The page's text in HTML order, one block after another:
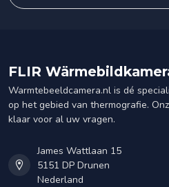
FLIR
Warmtebeeldcamera.nl is dé
op het gebied van thermografie.
klaar voor al uw vragen.
James Wattlaan 15
5151 DP Drunen
Nederland